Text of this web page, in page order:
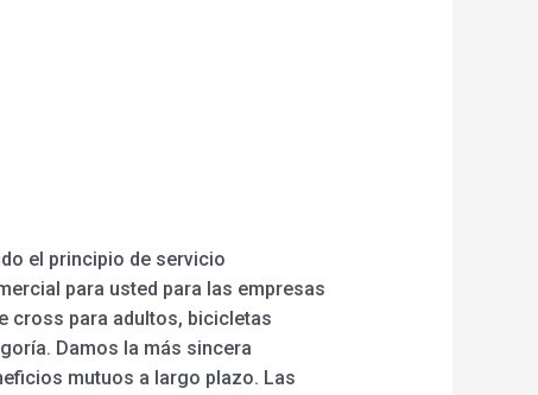
el principio de servicio
para usted para las empresas
cross para adultos, bicicletas
Damos la más sincera
mutuos a largo plazo. Las